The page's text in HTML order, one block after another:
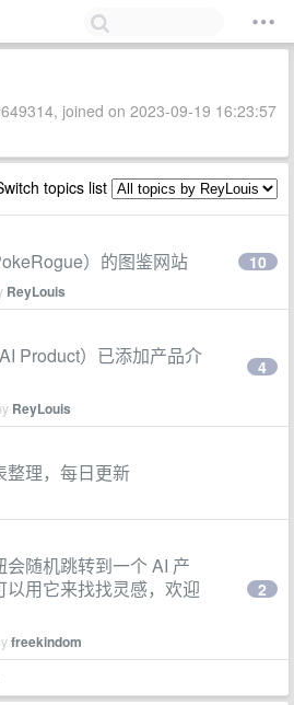
joined on 2023-09-19 16:23:57
topics list
）的图鉴网站
ReyLouis
10
Product）已添加产品介
ReyLouis
4
整理，每日更新
随机跳转到一个 AI 产
用它来找找灵感，欢迎
freekindom
2